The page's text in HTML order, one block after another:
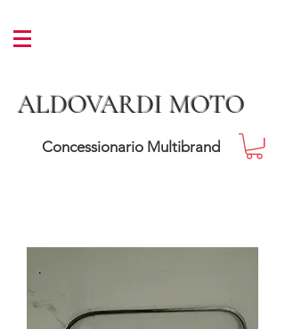
ALDOVARDI MOTO
Concessionario Multibrand